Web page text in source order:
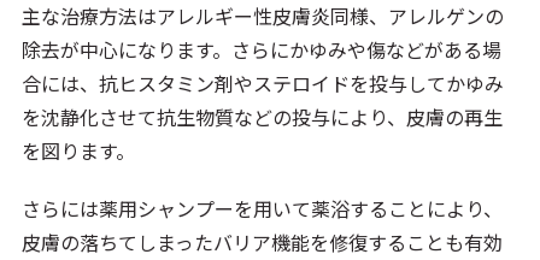
主な治療方法はアレルギー性皮膚炎同様、アレルゲンの
除去が中心になります。さらにかゆみや傷などがある場
合には、抗ヒスタミン剤やステロイドを投与してかゆみ
を沈静化させて抗生物質などの投与により、皮膚の再生
を図ります。
さらには薬用シャンプーを用いて薬浴することにより、
皮膚の落ちてしまったバリア機能を修復することも有効